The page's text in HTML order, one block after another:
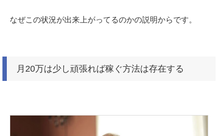
なぜこの状況が出来上がってるのかの説明からです。
月20万は少し頑張れば稼ぐ方法は存在する